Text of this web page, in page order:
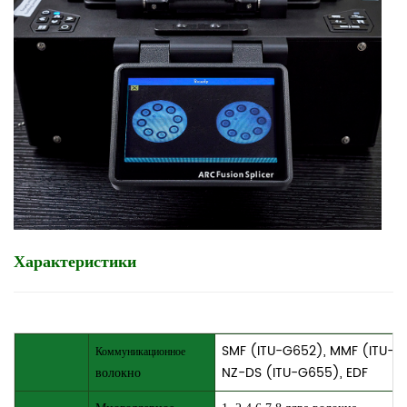
Характеристики
Коммуникационное
волокно
SMF (ITU-G652), MMF (ITU-
NZ-DS (ITU-G655), EDF